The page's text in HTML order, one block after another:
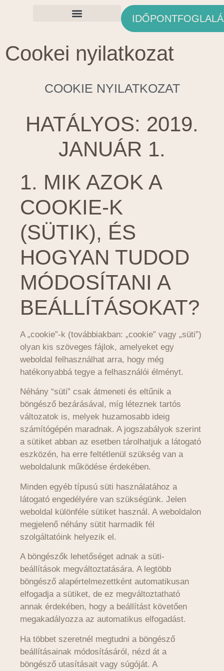
Cookei nyilatkozat
COOKIE NYILATKOZAT
HATÁLYOS: 2019.
JANUÁR 1.
1. MIK AZOK A
COOKIE-K
(SÜTIK), ÉS
HOGYAN TUDOD
MÓDOSÍTANI A
BEÁLLÍTÁSOKAT?
A „cookie”-k (továbbiakban: „cookie” vagy „süti”)
olyan kis szöveges fájlok, amelyeket egy
weboldal felhasználhat arra, hogy még
hatékonyabbá tegye a felhasználói élményt.
Néhány “süti” csak átmeneti és eltűnik a
böngésző bezárásával, míg léteznek tartós
változatok is, melyek huzamosabb ideig
számítógépén maradnak. A jogszabályok szerint
a sütiket abban az esetben tárolhatjuk a látogató
eszközén, ha erre feltétlenül szükség van a
weboldalunk működése érdekében.
Minden egyéb típusú süti használatához a
látogató engedélyére van szükségünk. Jelen
weboldal különféle sütiket használ. A weboldalon
megjelenő néhány sütit harmadik fél
szolgáltatóink helyezik el.
A böngészők lehetőséget adnak a süti-
beállítások megváltoztatására. A legtöbb
böngésző alapértelmezettként automatikusan
elfogadja a sütiket, de ez megváltoztatható
annak érdekében, hogy a beállítást követően
megakadályozza az automatikus elfogadást.
Ha többet szeretnél megtudni a böngésző
beállításainak módosításáról, nézd át a
böngésző utasításait vagy súgóját. A